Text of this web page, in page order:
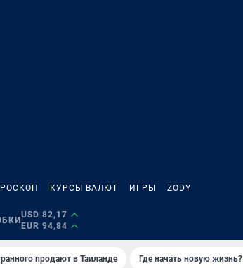
КУРСЫ ВАЛЮТ ИГРЫ ZODY
USD 82,17
EUR 94,84
продают в Таиланде Где начать новую жизнь?